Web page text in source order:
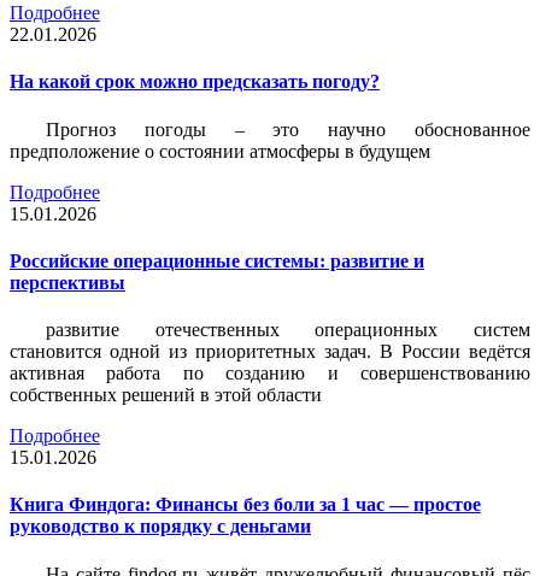
Подробнее
22.01.2026
На какой срок можно предсказать погоду?
Прогноз погоды – это научно обоснованное
предположение о состоянии атмосферы в будущем
Подробнее
15.01.2026
Российские операционные системы: развитие и
перспективы
развитие отечественных операционных систем
становится одной из приоритетных задач. В России ведётся
активная работа по созданию и совершенствованию
собственных решений в этой области
Подробнее
15.01.2026
Книга Финдога: Финансы без боли за 1 час — простое
руководство к порядку с деньгами